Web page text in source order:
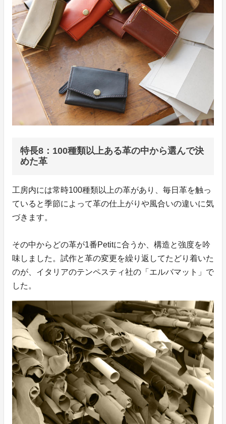
特長8：100種類以上ある革の中から選んで決
めた革
工房内には常時100種類以上の革があり、毎日革を触っ
ていると季節によって革の仕上がりや風合いの違いに気
づきます。
その中からどの革が1番Petitに合うか、構造と強度を吟
味しました。試作と革の変更を繰り返してたどり着いた
のが、イタリアのテンペスティ社の「エルバマット」で
した。